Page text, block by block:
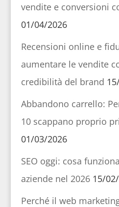
vendite e conversioni
01/04/2026
Recensioni online e
aumentare le vendite
credibilità del brand
Abbandono carrello:
10 scappano proprio
01/03/2026
SEO oggi: cosa
aziende nel 2026 15/
Perché il web